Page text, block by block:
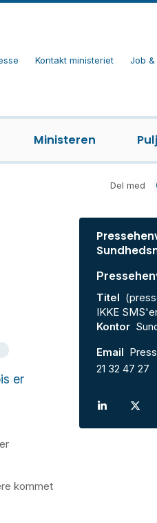
Kontakt ministeriet Job &
Ministeren
Del med
er
kommet
Titel
IKKE
Kontor
Email
21 32 47 27